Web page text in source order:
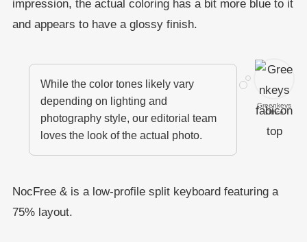
impression, the actual coloring has a bit more blue to it
and appears to have a glossy finish.
Greenkeys
Office
While the color tones likely vary
depending on lighting and
photography style, our editorial team
loves the look of the actual photo.
NocFree & is a low-profile split keyboard featuring a
75% layout.